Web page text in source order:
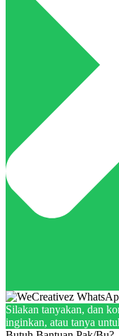
Silakan tanyakan, dan
inginkan, atau tanya